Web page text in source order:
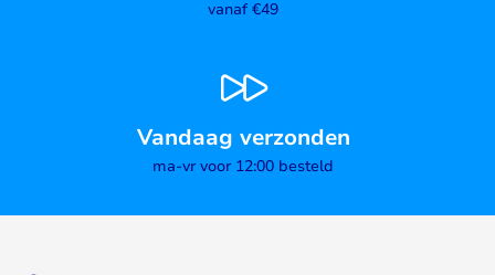
vanaf €49
Vandaag verzonden
ma-vr voor 12:00 besteld